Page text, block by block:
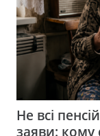
Не всі
заяви: кому